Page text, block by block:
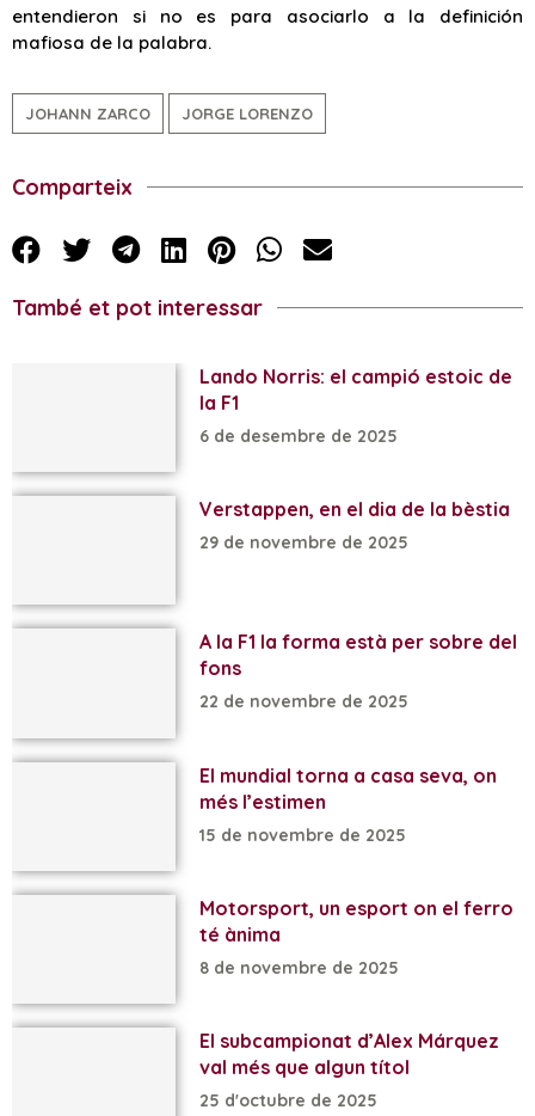
entendieron si no es para asociarlo a la definición
mafiosa de la palabra.
JOHANN ZARCO JORGE LORENZO
Comparteix
També et pot interessar
Lando Norris: el campió estoic de
la F1
6 de desembre de 2025
Verstappen, en el dia de la bèstia
29 de novembre de 2025
A la F1 la forma està per sobre del
fons
22 de novembre de 2025
El mundial torna a casa seva, on
més l’estimen
15 de novembre de 2025
Motorsport, un esport on el ferro
té ànima
8 de novembre de 2025
El subcampionat d’Alex Márquez
val més que algun títol
25 d'octubre de 2025